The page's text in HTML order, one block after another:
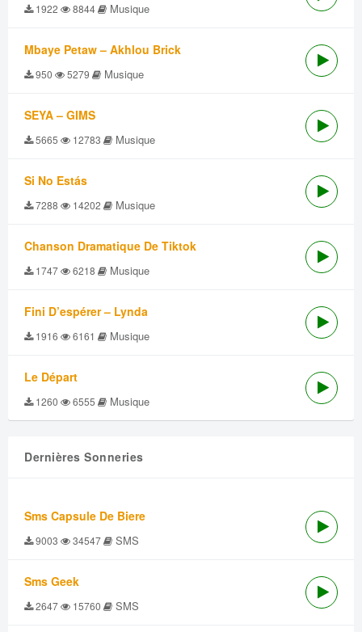
1922 8844 Musique
Mbaye Petaw – Akhlou Brick
950 5279 Musique
SEYA – GIMS
5665 12783 Musique
Si No Estás
7288 14202 Musique
Chanson Dramatique De Tiktok
1747 6218 Musique
Fini D’espérer – Lynda
1916 6161 Musique
Le Départ
1260 6555 Musique
Dernières Sonneries
Sms Capsule De Biere
9003 34547 SMS
Sms Geek
2647 15760 SMS